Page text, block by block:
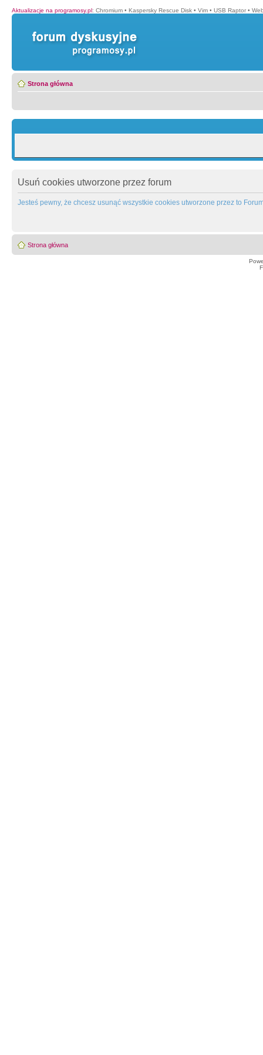
Aktualizacje na programosy.pl: Chromium • Kaspersky Rescue Disk • Vim • USB Raptor •
Strona główna
Usuń cookies utworzone przez forum
Jesteś pewny, że chcesz usunąć wszystkie cookies utworzone przez to
Strona główna